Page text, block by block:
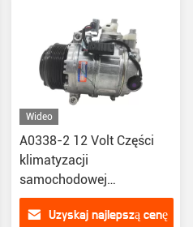
5412300611/5412301211
Wideo
A0338-2 12 Volt Części
klimatyzacji
samochodowej
Kompresor AC do
samochodu Benz GL350
Uzyskaj najlepszą cenę